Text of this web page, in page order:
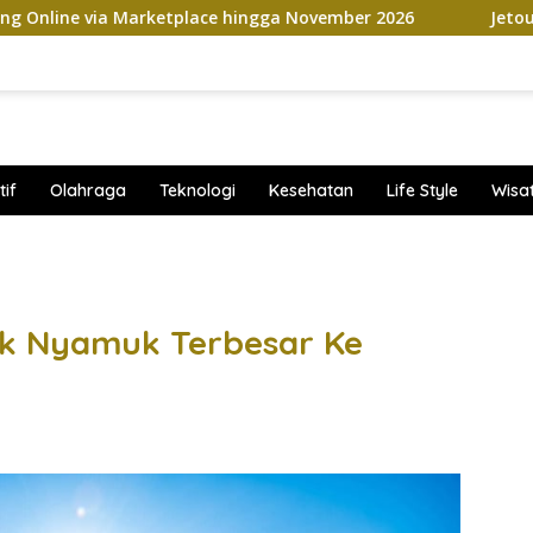
hingga November 2026 Jetour Bawa Empat SUV
Olahraga Teknologi Kesehatan Life Style
Nyamuk Terbesar Ke